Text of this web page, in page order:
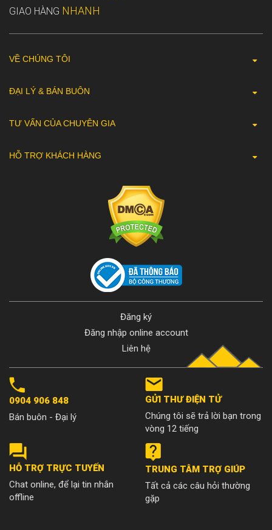
GIAO HÀNG NHANH
VỀ CHÚNG TÔI
ĐẠI LÝ & BÁN BUÔN
TƯ VẤN CỦA CHUYÊN GIA
HỖ TRỢ KHÁCH HÀNG
Đăng ký
Đăng nhập online account
Liên hệ
0904 906 848
Bán buôn - Đại lý
GỬI THƯ ĐIỆN TỬ
Chúng tôi sẽ trả lời bạn trong
vòng 12 tiếng
HỖ TRỢ TRỰC TUYẾN
Chat online, để lại tin nhắn
offline
TRUNG TÂM TRỢ GIÚP
Tất cả các câu hỏi thường
gặp